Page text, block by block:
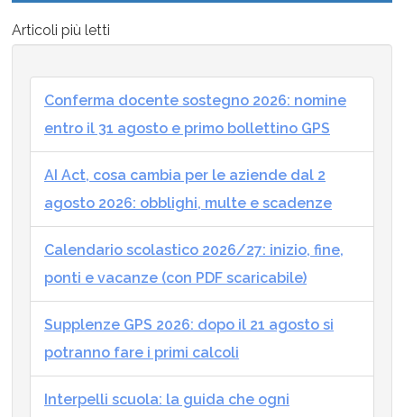
Articoli più letti
Conferma docente sostegno 2026: nomine
entro il 31 agosto e primo bollettino GPS
AI Act, cosa cambia per le aziende dal 2
agosto 2026: obblighi, multe e scadenze
Calendario scolastico 2026/27: inizio, fine,
ponti e vacanze (con PDF scaricabile)
Supplenze GPS 2026: dopo il 21 agosto si
potranno fare i primi calcoli
Interpelli scuola: la guida che ogni